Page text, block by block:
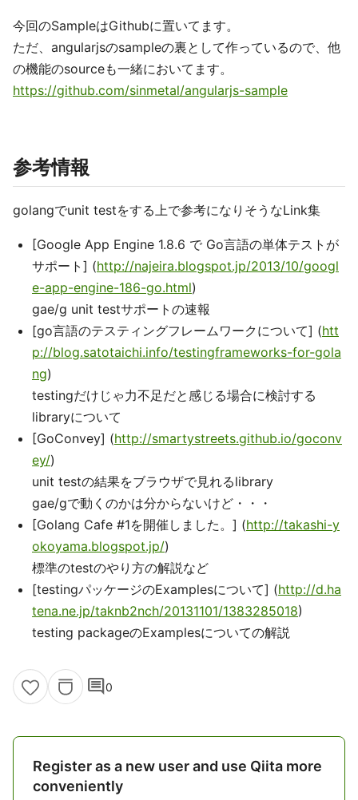
今回のSampleはGithubに置いてます。
ただ、angularjsのsampleの裏として作っているので、他
の機能のsourceも一緒においてます。
https://github.com/sinmetal/angularjs-sample
参考情報
golangでunit testをする上で参考になりそうなLink集
[Google App Engine 1.8.6 で Go言語の単体テストが
サポート] (http://najeira.blogspot.jp/2013/10/googl
e-app-engine-186-go.html)
gae/g unit testサポートの速報
[go言語のテスティングフレームワークについて] (htt
p://blog.satotaichi.info/testingframeworks-for-gola
ng)
testingだけじゃ力不足だと感じる場合に検討する
libraryについて
[GoConvey] (http://smartystreets.github.io/goconv
ey/)
unit testの結果をブラウザで見れるlibrary
gae/gで動くのかは分からないけど・・・
[Golang Cafe #1を開催しました。] (http://takashi-y
okoyama.blogspot.jp/)
標準のtestのやり方の解説など
[testingパッケージのExamplesについて] (http://d.ha
tena.ne.jp/taknb2nch/20131101/1383285018)
testing packageのExamplesについての解説
comment0
Register as a new user and use Qiita more
conveniently